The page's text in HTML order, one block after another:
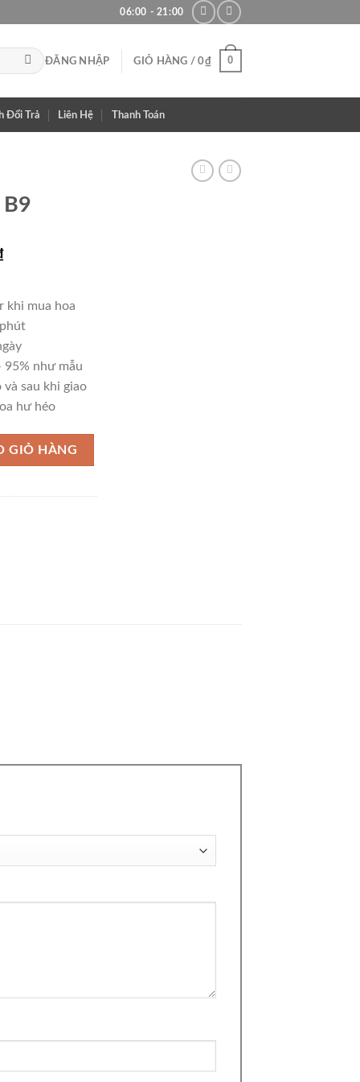
06:00 - 21:00
ĐĂNG NHẬP GIỎ HÀNG /0₫ 0
Đổi Trả Liên Hệ Thanh Toán
B9
Giá
là:
550,000₫.
khi mua hoa
95% như mẫu
sau khi giao
hư héo
GIỎ HÀNG